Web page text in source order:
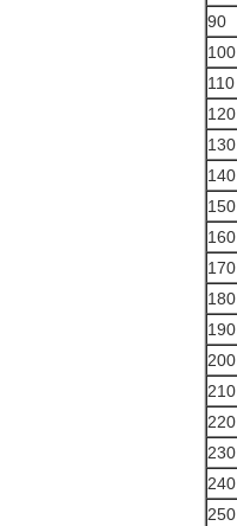
90
100
110
120
130
140
150
160
170
180
190
200
210
220
230
240
250